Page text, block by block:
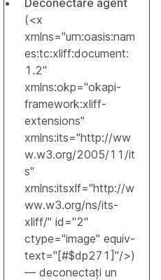
(<x
xmlns="urn:oasis:nam
es:tc:xliff:document:
1.2"
xmlns:okp="okapi-
framework:xliff-
extensions"
xmlns:its="http://ww
w.w3.org/2005/11/it
s"
xmlns:itsxlf="http://w
ww.w3.org/ns/its-
xliff/" id="2"
ctype="image" equiv-
text="[#$dp271]"/>)
— deconectați un